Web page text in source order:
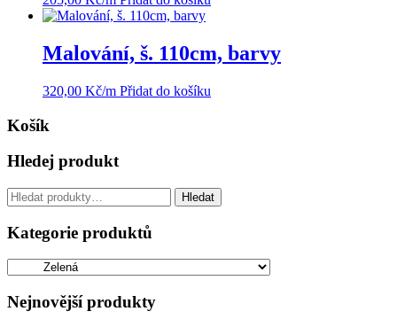
Malování, š. 110cm, barvy
320,00 Kč/m Přidat do košíku
Košík
Hledej produkt
Hledat: Hledat
Kategorie produktů
Nejnovější produkty